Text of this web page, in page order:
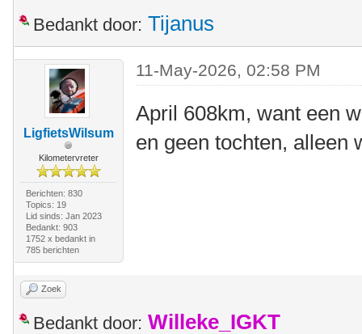
Bedankt door: Tijanus
LigfietsWilsum
Kilometervreter
Berichten: 830
Topics: 19
Lid sinds: Jan 2023
Bedankt: 903
1752 x bedankt in
785 berichten
11-May-2026, 02:58 PM
April 608km, want een
en geen tochten, alleen
Zoek
Bedankt door: Willeke_IGKT